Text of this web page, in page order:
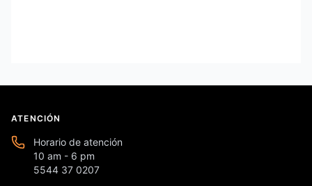
ATENCIÓN
Horario de atención
10 am - 6 pm
5544 37 0207